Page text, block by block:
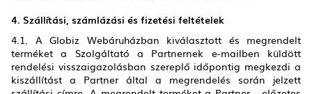
4. Szállítási, számlázási és fizetési feltételek
4.1. A Globiz Webáruházban kiválasztott és megrendelt
terméket a Szolgáltató a Partnernek e-mailben küldött
rendelési visszaigazolásban szereplő időpontig megkezdi a
kiszállítást a Partner által a megrendelés során jelzett